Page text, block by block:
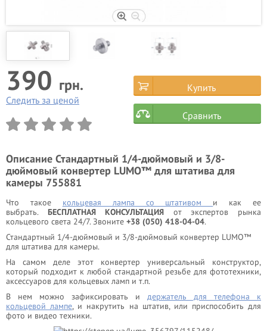
390 грн.
Следить за ценой
Купить
Сравнить
Описание Стандартный 1/4-дюймовый и 3/8-
дюймовый конвертер LUMO™ для штатива для
камеры 755881
Что такое кольцевая лампа со штативом и как ее
выбрать. БЕСПЛАТНАЯ КОНСУЛЬТАЦИЯ от экспертов рынка
кольцевого света 24/7. Звоните +38 (050) 418-04-04.
Стандартный 1/4-дюймовый и 3/8-дюймовый конвертер LUMO™
для штатива для камеры.
На самом деле этот конвертер универсальный конструктор,
который подходит к любой стандартной резьбе для фототехники,
аксессуаров для кольцевых ламп и т.п.
В нем можно зафиксировать и держатель для телефона к
кольцевой лампе, и накрутить на штатив, или приспособить для
фото и видео техники.